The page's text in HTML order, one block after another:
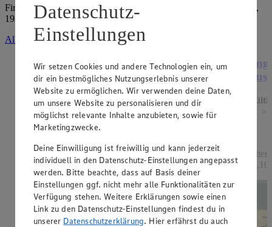
Firma: VST. 4001 - PUG - Kauf eG Salzwedel, Bahnhofstr. 101a,
19339 Plattenburg
Alle Angebote ansehen
Angebot:Mondamin Soßenbinder oder
Mehlschwitze
Gültig ab 13.08.2026
1.19
-33%
Rabattierter Preis von 1.19€ (Insgesamt -33%
Rabatt)
hell oder dunkel, 250g Packung, (1kg = 4,76)
11,10)
Datenschutz-
Einstellungen
Wir setzen Cookies und andere Technologien ein, um
dir ein bestmögliches Nutzungserlebnis unserer
Website zu ermöglichen. Wir verwenden deine Daten,
um unsere Website zu personalisieren und dir
möglichst relevante Inhalte anzubieten, sowie für
Marketingzwecke.
Deine Einwilligung ist freiwillig und kann jederzeit
individuell in den Datenschutz-Einstellungen angepasst
werden. Bitte beachte, dass auf Basis deiner
Einstellungen ggf. nicht mehr alle Funktionalitäten zur
Verfügung stehen. Weitere Erklärungen sowie einen
Link zu den Datenschutz-Einstellungen findest du in
unserer Datenschutzerklärung. Hier erfährst du auch